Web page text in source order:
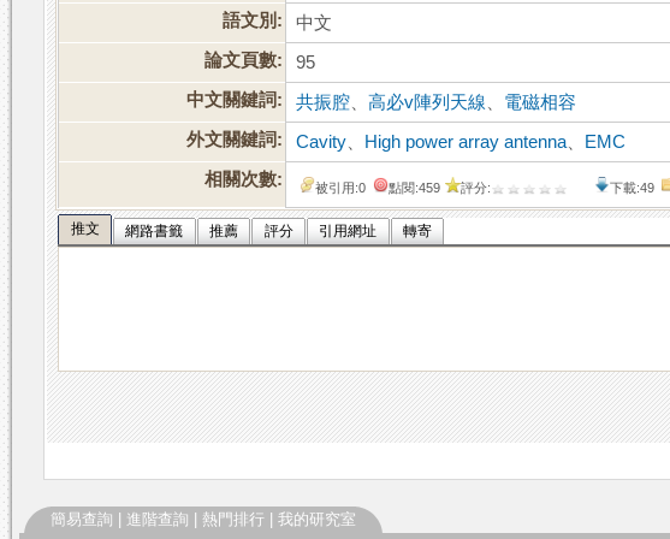
語文別:
中文
論文頁數:
95
中文關鍵詞:
共振腔 、高必v陣列天線
電磁相容
外文關鍵詞:
Cavity High power array antenna
EMC
相關次數:
被引用:0 點閱:459 評分: 下載:49
推文 網路書籤 推薦 評分 引用網址 轉寄
簡易查詢 進階查詢 熱門排行 我的研究室